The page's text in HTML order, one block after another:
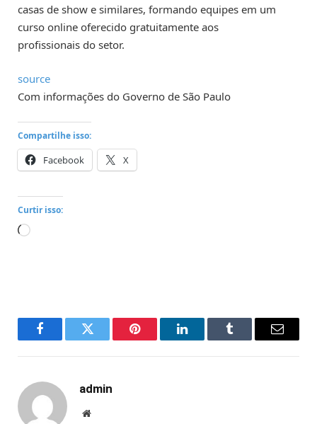
casas de show e similares, formando equipes em um
curso online oferecido gratuitamente aos
profissionais do setor.
source
Com informações do Governo de São Paulo
Compartilhe isso:
Facebook X
Curtir isso:
Carregando...
FacebookTwitter Pinterest LinkedInTumblr Email
admin
Website